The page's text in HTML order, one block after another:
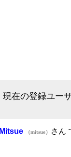
現在の登録ユー
Mitsue （mitsue） さん